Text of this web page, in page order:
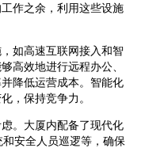
作之余，利用这些设施
如高速互联网接入和智
高效地进行远程办公、
降低运营成本。智能化
，保持竞争力。
。大厦内配备了现代化
安全人员巡逻等，确保